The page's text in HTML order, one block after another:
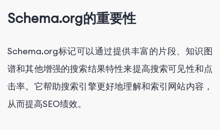
Schema.org的重要性
Schema.org标记可以通过提供丰富的片段、知识图
谱和其他增强的搜索结果特性来提高搜索可见性和点
击率。它帮助搜索引擎更好地理解和索引网站内容，
从而提高SEO绩效。